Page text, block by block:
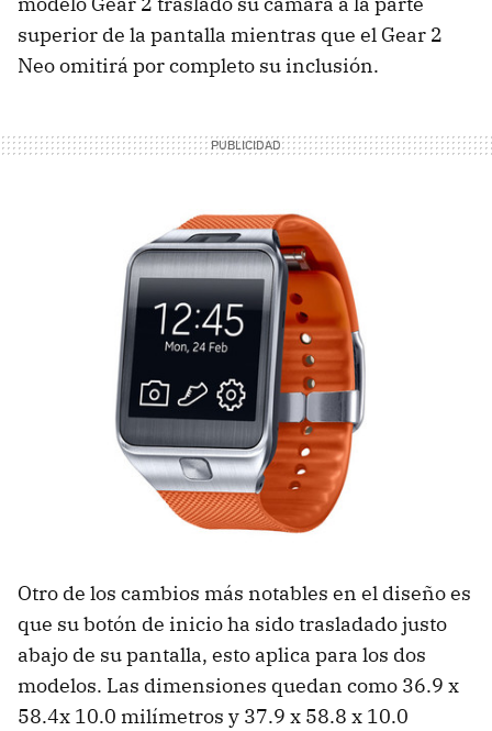
superior de la pantalla mientras que el Gear 2
Neo omitirá por completo su inclusión.
Otro de los cambios más notables en el diseño es
que su botón de inicio ha sido trasladado justo
abajo de su pantalla, esto aplica para los dos
modelos. Las dimensiones quedan como 36.9 x
58.4x 10.0 milímetros y 37.9 x 58.8 x 10.0